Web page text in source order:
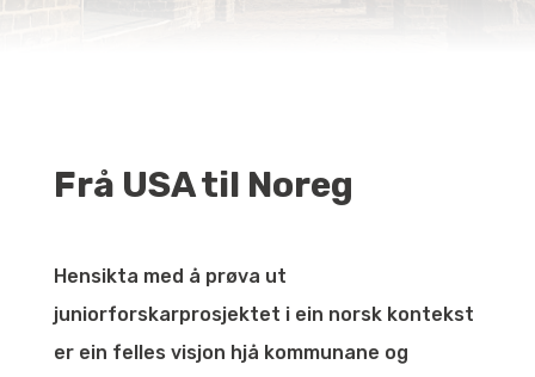
Frå USA til Noreg
Hensikta med å prøva ut
juniorforskarprosjektet i ein norsk kontekst
er ein felles visjon hjå kommunane og